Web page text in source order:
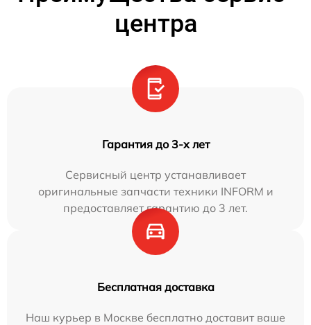
центра
Гарантия до 3-х лет
Сервисный центр устанавливает
оригинальные запчасти техники INFORM и
предоставляет гарантию до 3 лет.
Бесплатная доставка
Наш курьер в Москве бесплатно доставит ваше